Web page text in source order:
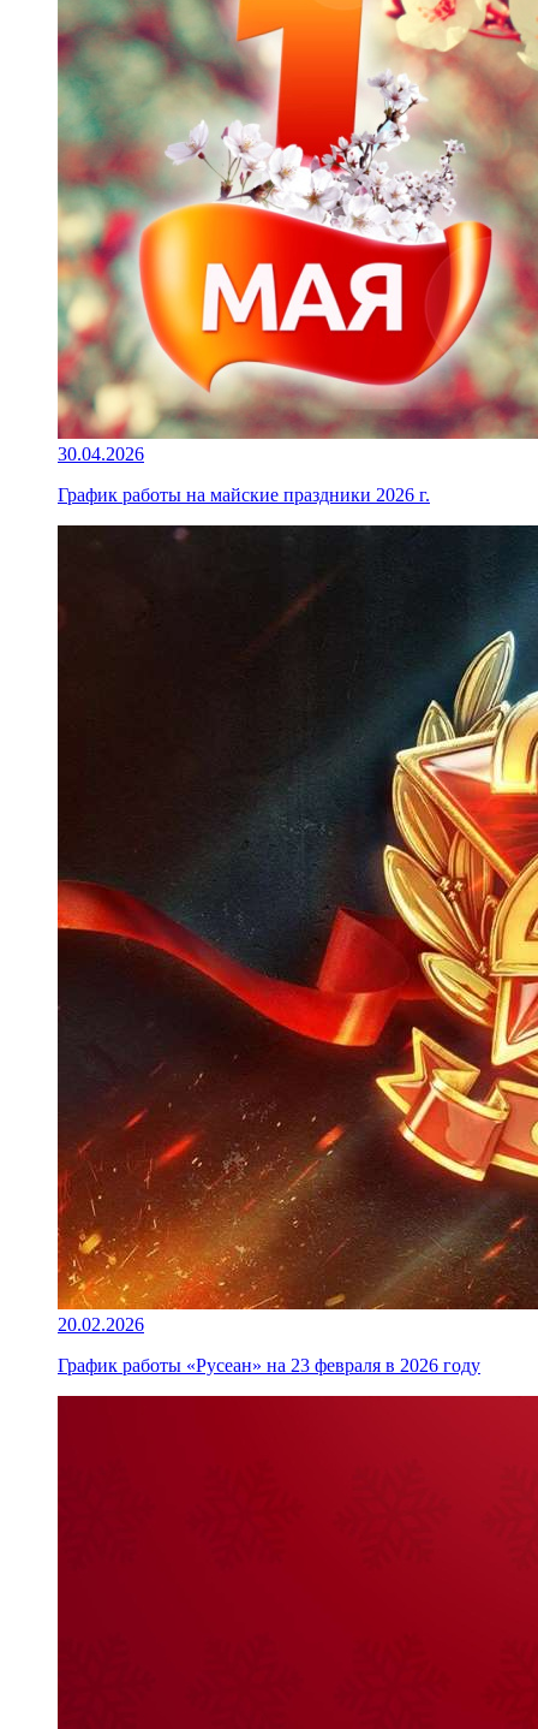
30.04.2026
График работы на майские праздники 2026 г.
20.02.2026
График работы «Русеан» на 23 февраля в 2026 году